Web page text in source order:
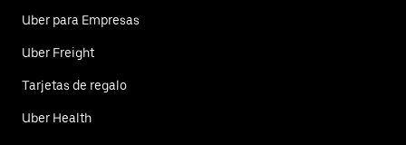
Uber para Empresas
Uber Freight
Tarjetas de regalo
Uber Health